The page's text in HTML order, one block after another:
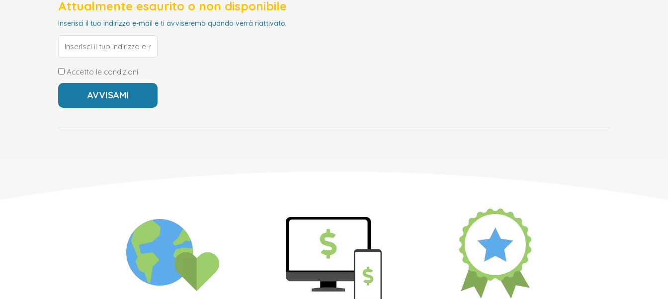
Attualmente esaurito o non disponibile
Inserisci il tuo indirizzo e-mail e ti avviseremo quando verrà riattivato.
Accetto le condizioni